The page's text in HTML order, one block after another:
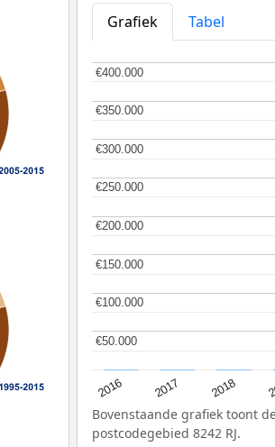
Grafiek
Tabel
2016 2017 2018
€50.000
€50.000
€100.000
€100.000
€150.000
€150.000
€200.000
€200.000
€250.000
€250.000
€300.000
€300.000
€350.000
€350.000
€400.000
€400.000
Bovenstaande grafiek toont
postcodegebied 8242 RJ.